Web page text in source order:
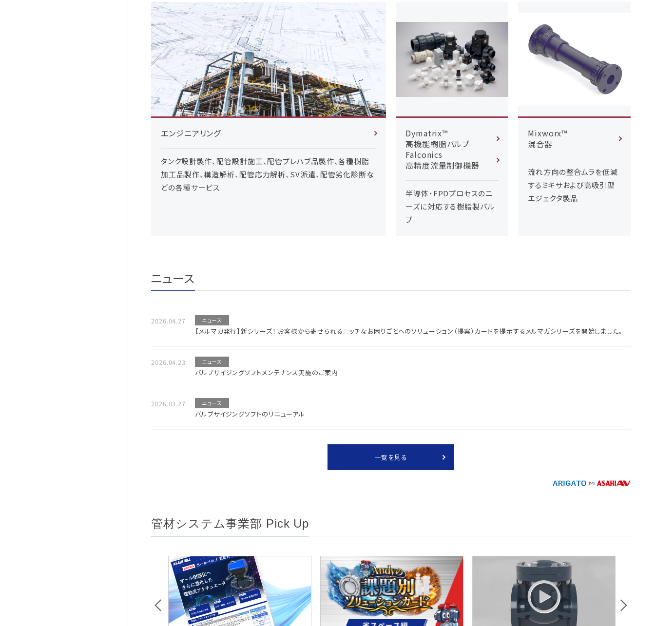
エンジニアリング
タンク設計製作、配管設計施工、配管プレハブ品製作、各種樹脂
加工品製作、構造解析、配管応力解析、SV派遣、配管劣化診断な
どの各種サービス
Dymatrix™
高機能樹脂バルブ
Falconics
高精度流量制御機器
半導体・FPDプロセスのニ
ーズに対応する樹脂製バル
ブ
Mixworx™
混合器
流れ方向の整合ムラを低減
するミキサおよび高吸引型
エジェクタ製品
ニュース
2026.04.27 ニュース
【メルマガ発行】新シリーズ！ お客様から寄せられるニッチなお困りごとへのソリューション（提案）カードを提示するメルマガシリーズを開始しました。
2026.04.23 ニュース
バルブサイジングソフトメンテナンス実施のご案内
2026.03.27 ニュース
バルブサイジングソフトのリニューアル
一覧を見る